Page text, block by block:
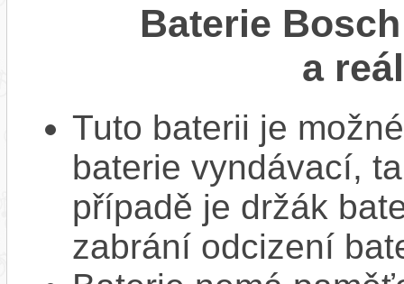
Baterie
a
Tuto baterii je
baterie vyndávací,
případě je držák
zabrání odcizení